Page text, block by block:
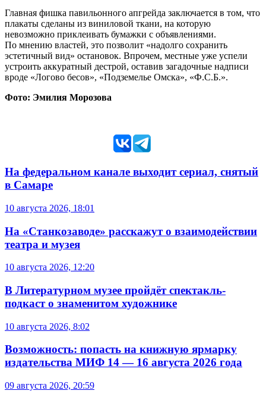
Главная фишка павильонного апгрейда заключается в том, что
плакаты сделаны из виниловой ткани, на которую
невозможно приклеивать бумажки с объявлениями.
По мнению властей, это позволит «надолго сохранить
эстетичный вид» остановок. Впрочем, местные уже успели
устроить аккуратный дестрой, оставив загадочные надписи
вроде «Логово бесов», «Подземелье Омска», «Ф.С.Б.».
Фото: Эмилия Морозова
На федеральном канале выходит сериал, снятый
в Самаре
10 августа 2026, 18:01
На «Станкозаводе» расскажут о взаимодействии
театра и музея
10 августа 2026, 12:20
В Литературном музее пройдёт спектакль-
подкаст о знаменитом художнике
10 августа 2026, 8:02
Возможность: попасть на книжную ярмарку
издательства МИФ 14 — 16 августа 2026 года
09 августа 2026, 20:59